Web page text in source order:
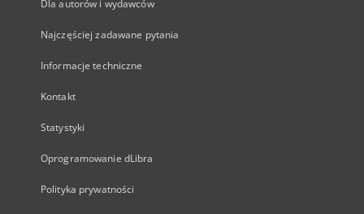
Dla autorów i wydawców
Najczęściej zadawane pytania
Informacje techniczne
Kontakt
Statystyki
Oprogramowanie dLibra
Polityka prywatności